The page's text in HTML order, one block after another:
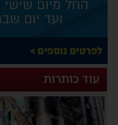
עוד כותרות